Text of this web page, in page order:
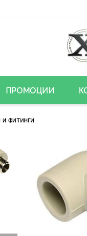
ПРОМОЦИИ
И ФИТИНГИ